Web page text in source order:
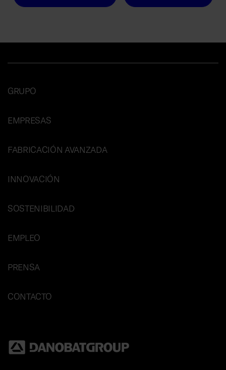
GRUPO
EMPRESAS
FABRICACIÓN AVANZADA
INNOVACIÓN
SOSTENIBILIDAD
EMPLEO
PRENSA
CONTACTO